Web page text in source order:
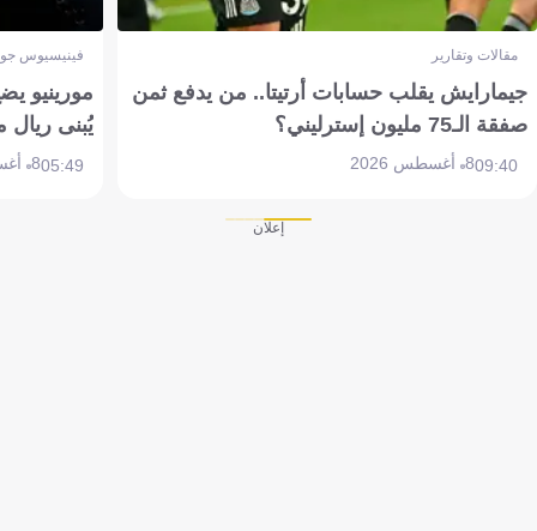
مقالات وتقارير
جيمارايش يقلب حسابات أرتيتا.. من يدفع ثمن
صفقة الـ75 مليون إسترليني؟
09:408 أغسطس 2026
فينيسيوس
مورينيو
يُبنى ريال
05:498 أغسطس 2026
إعلان